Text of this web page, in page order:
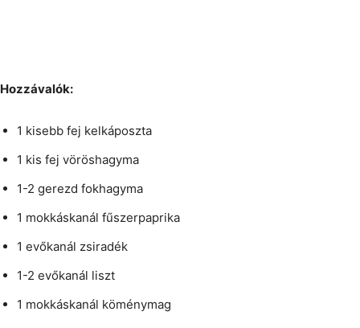
Hozzávalók:
1 kisebb fej kelkáposzta
1 kis fej vöröshagyma
1-2 gerezd fokhagyma
1 mokkáskanál fűszerpaprika
1 evőkanál zsiradék
1-2 evőkanál liszt
1 mokkáskanál köménymag